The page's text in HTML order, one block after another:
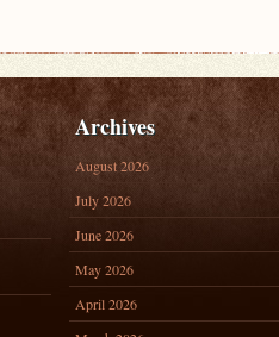
Archives
August 2026
July 2026
June 2026
May 2026
April 2026